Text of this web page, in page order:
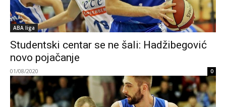
ABA liga
Studentski centar se ne šali: Hadžibegović
novo pojačanje
01/08/2020 0